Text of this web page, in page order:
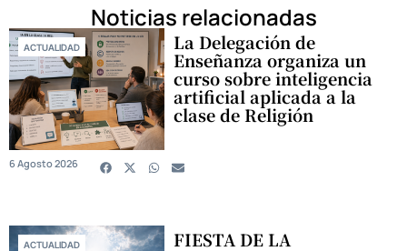
Noticias relacionadas
ACTUALIDAD La Delegación de
Enseñanza organiza un
curso sobre inteligencia
artificial aplicada a la
clase de Religión
6 Agosto 2026
ACTUALIDAD FIESTA DE LA